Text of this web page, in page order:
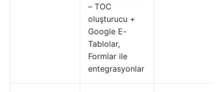
– TOC
oluşturucu +
Google E-
Tablolar,
Formlar ile
entegrasyonlar